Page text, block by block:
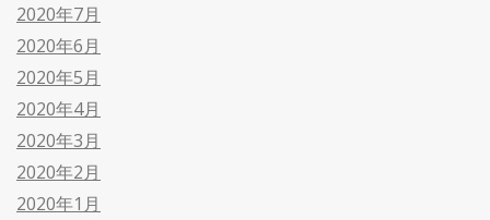
2020年7月
2020年6月
2020年5月
2020年4月
2020年3月
2020年2月
2020年1月